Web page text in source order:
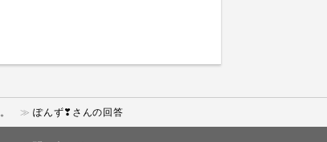
ぽんず❣さんの回答